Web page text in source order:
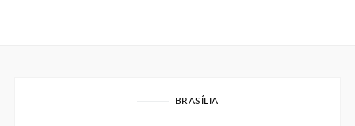
BRASÍLIA